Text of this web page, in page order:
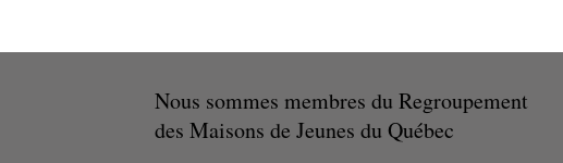
Nous sommes membres du Regroupement
des Maisons de Jeunes du Québec